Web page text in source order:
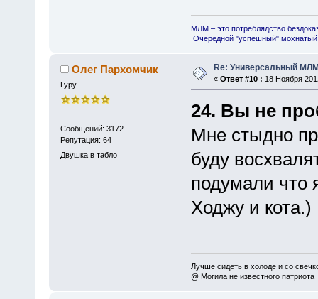
МЛМ – это потреблядство
Очередной "успешный"
Олег Пархомчик
Гуру
Сообщений: 3172
Репутация: 64
Двушка в табло
Re: Универсальный
« Ответ #10 : 18 Ноября
24. Вы не
Мне стыдно
буду
подумали что
Ходжу и кота.)
Лучше сидеть в холоде и со
@ Могила не известного патриота